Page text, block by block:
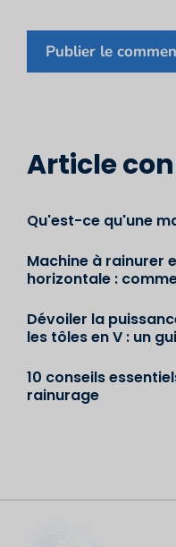
Article
Qu'est-ce qu'une
Machine à rainurer
horizontale :
Dévoiler la
les tôles en V : un
10 conseils
rainurage